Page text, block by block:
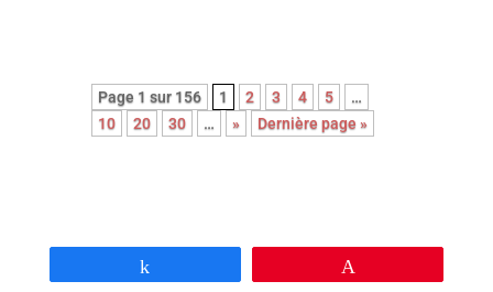
Page 1 sur 156 1 2 3 4 5
…
10
20 30 … » Dernière page »